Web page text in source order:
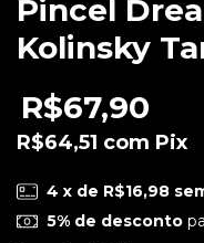
Pincel
Kolinsky
R$67,90
R$64,51 com Pix
4 x de R$16,98
5% de desconto